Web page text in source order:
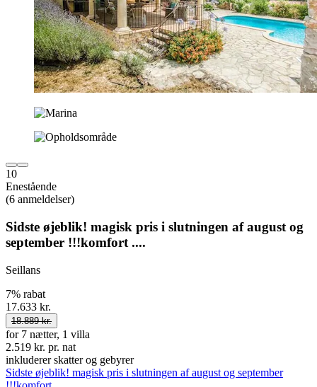
10
Enestående
(6 anmeldelser)
Sidste øjeblik! magisk pris i slutningen af august og
september !!!komfort ....
Seillans
7% rabat
17.633 kr.
18.889 kr.
for 7 nætter, 1 villa
2.519 kr. pr. nat
inkluderer skatter og gebyrer
Sidste øjeblik! magisk pris i slutningen af august og september